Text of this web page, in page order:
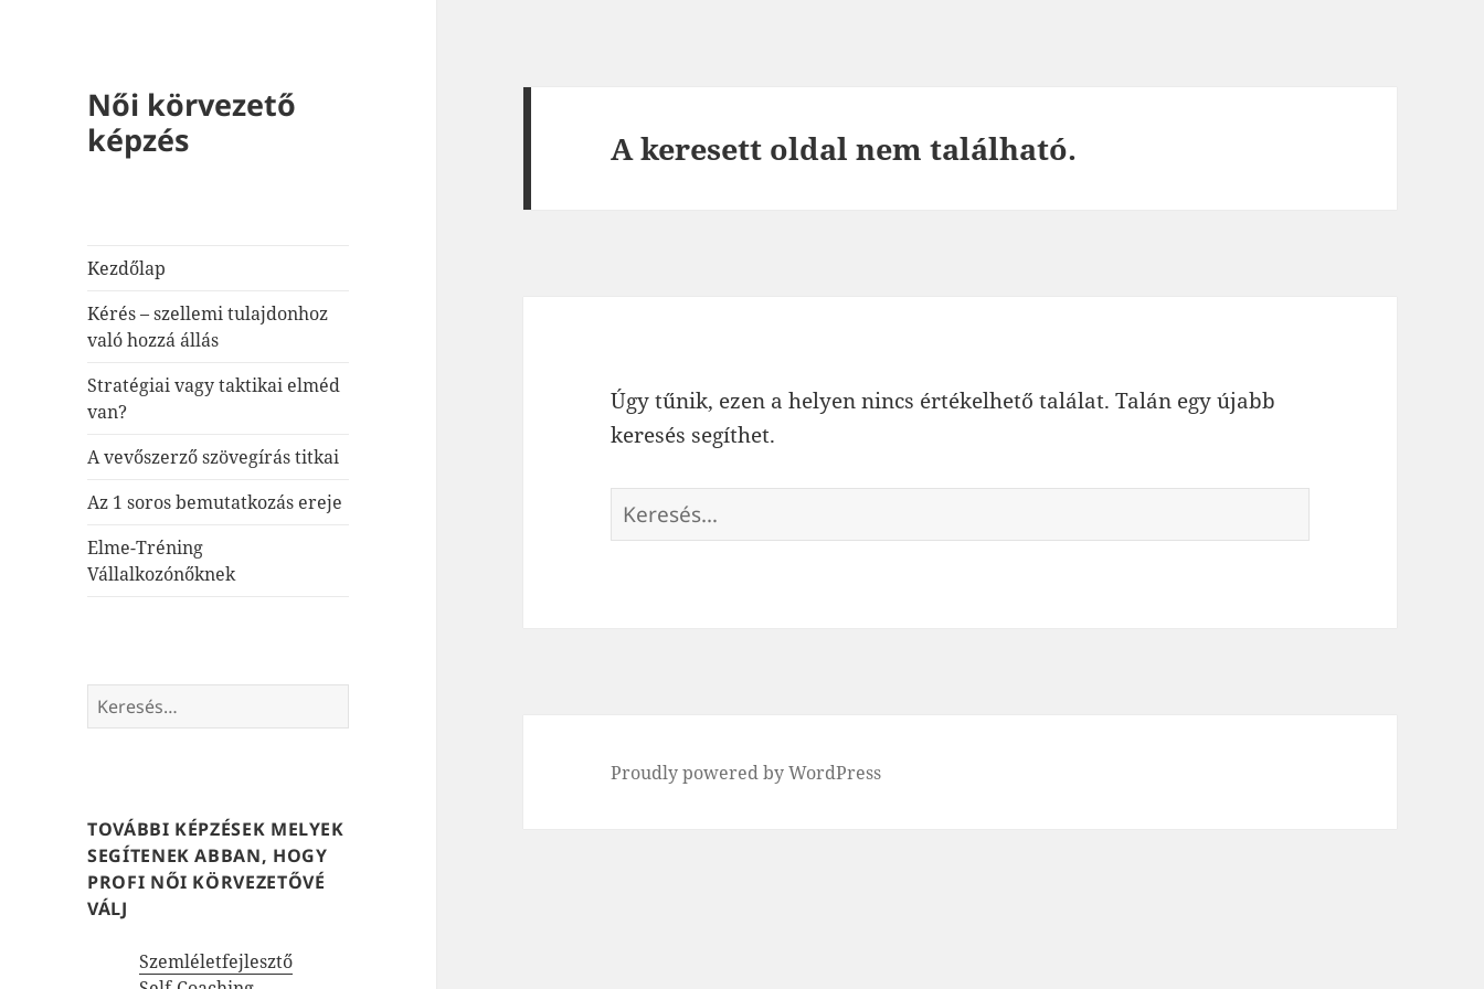
Női körvezető
képzés
Kezdőlap
Kérés – szellemi tulajdonhoz
való hozzá állás
Stratégiai vagy taktikai elméd
van?
A vevőszerző szövegírás titkai
Az 1 soros bemutatkozás ereje
Elme-Tréning
Vállalkozónőknek
Keresés:
TOVÁBBI KÉPZÉSEK MELYEK
SEGÍTENEK ABBAN, HOGY
PROFI NŐI KÖRVEZETŐVÉ
VÁLJ
Szemléletfejlesztő
A keresett oldal nem található.
Úgy tűnik, ezen a helyen nincs értékelhető találat. Talán egy újabb
keresés segíthet.
Keresés:
Proudly powered by WordPress